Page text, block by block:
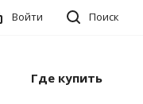
Поиск
Войти
Где купить